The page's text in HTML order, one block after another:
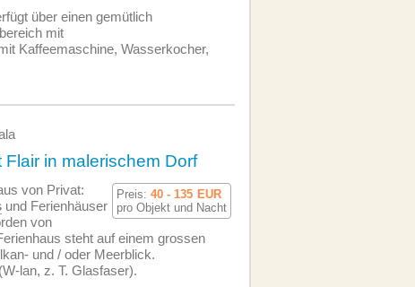
über einen gemütlich
mit
Kaffeemaschine, Wasserkocher,
Flair in malerischem Dorf
Preis: 40 - 135 EUR
pro Objekt und Nacht
von Privat:
und Ferienhäuser
von
steht auf einem grossen
und / oder Meerblick.
lan, z. T. Glasfaser).